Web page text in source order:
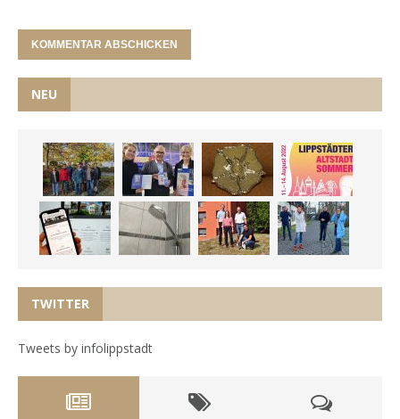
NEU
TWITTER
Tweets by infolippstadt